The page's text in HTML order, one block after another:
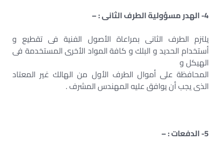
4- الهدر مسؤولية الطرف الثانى : –
يلتزم الطرف الثانى بمراعاة الأصول الفنية فى تقطيع و
أستخدام الحديد و البلك و كافة المواد الأخرى المستخدمة فى
الهيكل و
المحافظة على أموال الطرف الأول من الهالك غير المعتاد
الذى يجب أن يوافق عليه المهندس المشرف .
5- الدفعات : –